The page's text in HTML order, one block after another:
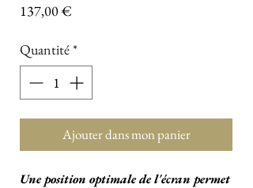
137,00 €
Quantité*
Ajouter dans mon panier
Une position optimale de l'écran permet